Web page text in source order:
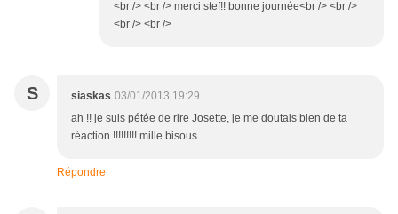
<br /> <br /> merci stef!! bonne journée<br /> <br />
<br /> <br />
S siaskas 03/01/2013 19:29
ah !! je suis pétée de rire Josette, je me doutais bien de ta
réaction !!!!!!!!! mille bisous.
Répondre